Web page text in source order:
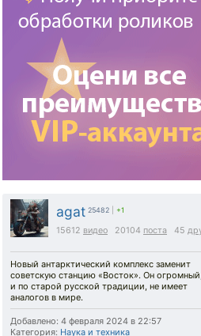
agat 25482 +1
15612 видео 20104 поста 45
Новый антарктический комплекс заменит
советскую станцию «Восток». Он
и по старой русской традиции, не имеет
аналогов в мире.
Добавлено: 4 февраля 2024 в 22:57
Категория: Наука и техника